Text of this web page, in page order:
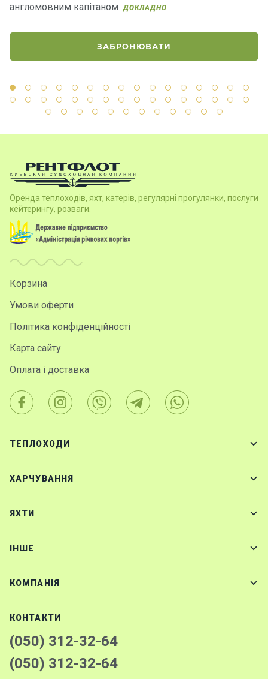
англомовним капітаном
ДОКЛАДНО
ЗАБРОНЮВАТИ
Оренда теплоходів, яхт, катерів, регулярні прогулянки, послуги
кейтерингу, розваги.
Корзина
Умови оферти
Політика конфіденційності
Карта сайту
Оплата і доставка
ТЕПЛОХОДИ
ХАРЧУВАННЯ
ЯХТИ
IНШЕ
КОМПАНІЯ
КОНТАКТИ
(050) 312-32-64
(050) 312-32-64